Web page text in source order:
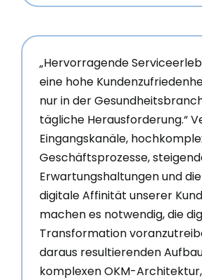
„Hervorragende
eine hohe
nur in der
tägliche Herausforderung.“
Eingangskanäle,
Geschäftsprozesse,
Erwartungshaltungen und
digitale Affinität unserer
machen es notwendig, die
Transformation
daraus resultierenden
komplexen OKM-